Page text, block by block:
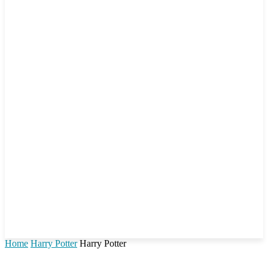
Home Harry Potter Harry Potter